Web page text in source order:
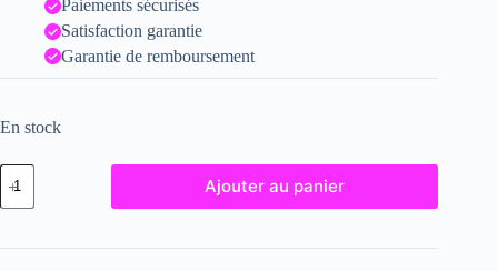
Paiements sécurisés
Satisfaction garantie
Garantie de remboursement
En stock
quantité
de
Elena,
2024
Ajouter au panier